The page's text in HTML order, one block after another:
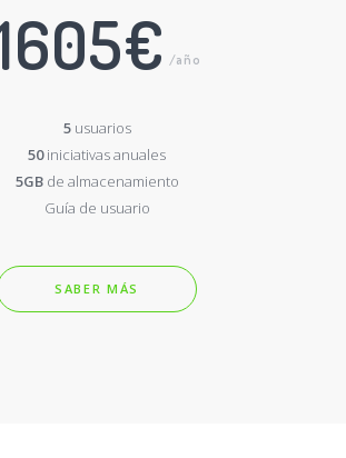
/año
5usuarios
50iniciativas anuales
5GBde almacenamiento
Guía de usuario
SABER MÁS